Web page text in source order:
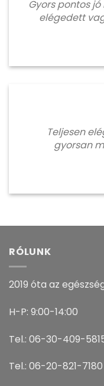
Gyors pontos
elégedett
Teljesen
gyorsan
RÓLUNK
2019 óta az
H-P: 9:00-14:00
Tel.: 06-30-409-
Tel.: 06-20-821-7180